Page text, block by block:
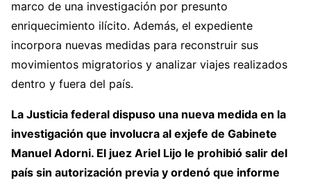
marco de una investigación por presunto
enriquecimiento ilícito. Además, el expediente
incorpora nuevas medidas para reconstruir sus
movimientos migratorios y analizar viajes realizados
dentro y fuera del país.
La Justicia federal dispuso una nueva medida en la
investigación que involucra al exjefe de Gabinete
Manuel Adorni. El juez Ariel Lijo le prohibió salir del
país sin autorización previa y ordenó que informe